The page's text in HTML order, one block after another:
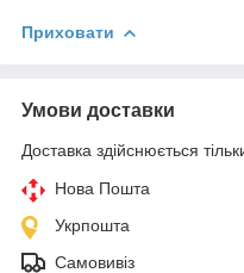
Приховати
Умови доставки
Доставка здійснюється
Нова Пошта
Укрпошта
Самовивіз